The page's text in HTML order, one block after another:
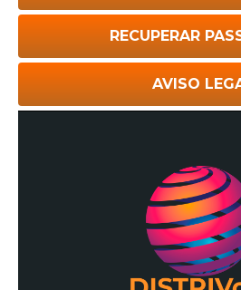
RECUPERAR
AVISO